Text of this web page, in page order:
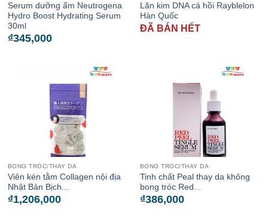
Serum dưỡng ẩm Neutrogena
Hydro Boost Hydrating Serum
30ml
₫345,000
Lăn kim DNA cá hồi Rayblelon
Hàn Quốc
ĐÃ BÁN HẾT
BONG TRÓC/THAY DA
Viên kén tằm Collagen nội địa
Nhật Bản Bịch...
₫1,206,000
BONG TRÓC/THAY DA
Tinh chất Peal thay da không
bong tróc Red...
₫386,000